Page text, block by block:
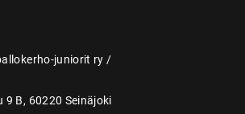
juniorit ry /
9 B, 60220 Seinäjoki